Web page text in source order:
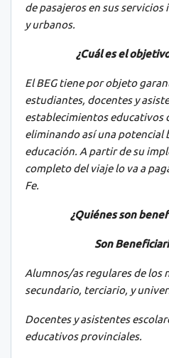
de pasajeros en sus
y urbanos.
¿Cuál es el
El BEG tiene por objeto
estudiantes, docentes y
establecimientos educativos
eliminando así una potencial
educación. A partir de su
completo del viaje lo va a
Fe.
¿Quiénes son
Son
Alumnos/as regulares de los
secundario, terciario, y
Docentes y asistentes
educativos provinciales.